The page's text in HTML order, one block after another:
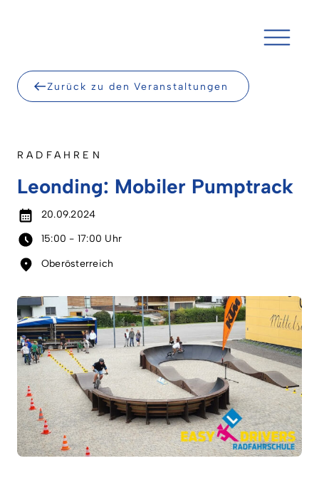
Zurück zu den Veranstaltungen
RADFAHREN
Leonding: Mobiler Pumptrack
20.09.2024
15:00 - 17:00 Uhr
Oberösterreich